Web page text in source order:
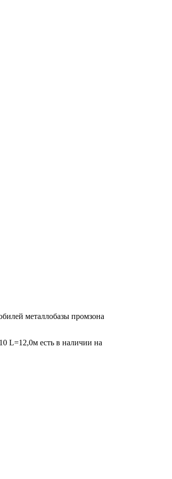
металлобазы промзона
L=12,0м есть в наличии на